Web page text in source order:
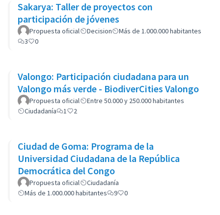
Sakarya: Taller de proyectos con
participación de jóvenes
Propuesta oficial Decision
Más de 1.000.000 habitantes
3
0
Valongo: Participación ciudadana para un
Valongo más verde - BiodiverCities Valongo
Propuesta oficial
Entre 50.000 y 250.000 habitantes
Ciudadanía
1 2
Ciudad de Goma: Programa de la
Universidad Ciudadana de la República
Democrática del Congo
Propuesta oficial
Ciudadanía
Más de 1.000.000 habitantes
9 0